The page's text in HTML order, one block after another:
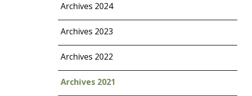
Archives 2024
Archives 2023
Archives 2022
Archives 2021